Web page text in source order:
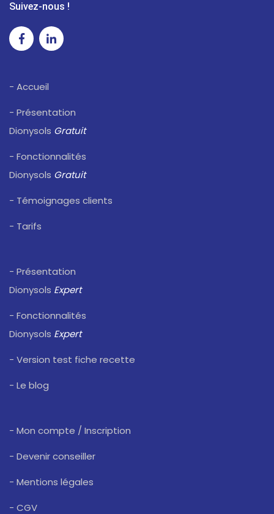
Suivez-nous !
- Accueil
- Présentation
Dionysols Gratuit
- Fonctionnalités
Dionysols Gratuit
- Témoignages clients
- Tarifs
- Présentation
Dionysols Expert
- Fonctionnalités
Dionysols Expert
- Version test fiche recette
- Le blog
- Mon compte / Inscription
- Devenir conseiller
- Mentions légales
- CGV